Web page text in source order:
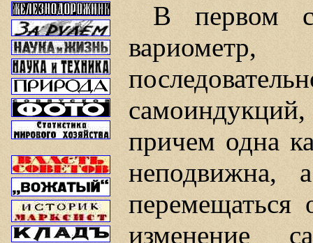
В первом
причем одна
неподвижна,
перемещаться
изменение